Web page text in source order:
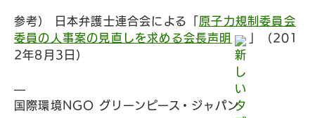
参考） 日本弁護士連合会による「 原子力規制委員会
委員の人事案の見直しを求める会長声明
」（201
2年8月3日）
—
国際環境NGO グリーンピース・ジャパン